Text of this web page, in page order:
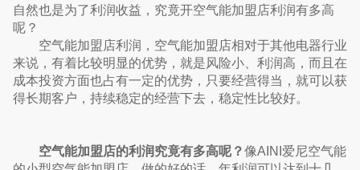
自然也是为了利润收益，究竟开空气能加盟店利润有多高
呢？
空气能加盟店利润，空气能加盟店相对于其他电器行业
来说，有着比较明显的优势，就是风险小、利润高，而且在
成本投资方面也占有一定的优势，只要经营得当，就可以获
得长期客户，持续稳定的经营下去，稳定性比较好。
空气能加盟店的利润究竟有多高呢？像AINI爱尼空气能